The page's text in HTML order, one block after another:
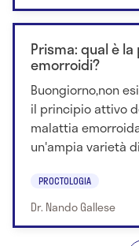
Prisma: qual è
emorroidi?
Buongiorno,non
il principio attivo
malattia
un'ampia varietà
PROCTOLOGIA
Dr. Nando Gallese